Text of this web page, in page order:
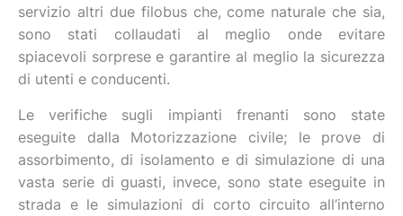
servizio altri due filobus che, come naturale che sia,
sono stati collaudati al meglio onde evitare
spiacevoli sorprese e garantire al meglio la sicurezza
di utenti e conducenti.
Le verifiche sugli impianti frenanti sono state
eseguite dalla Motorizzazione civile; le prove di
assorbimento, di isolamento e di simulazione di una
vasta serie di guasti, invece, sono state eseguite in
strada e le simulazioni di corto circuito all’interno